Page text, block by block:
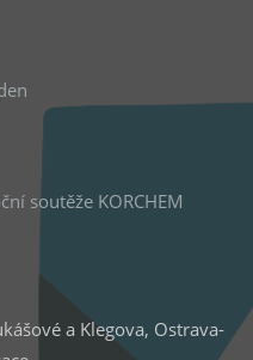
soutěže KORCHEM
a Klegova, Ostrava-